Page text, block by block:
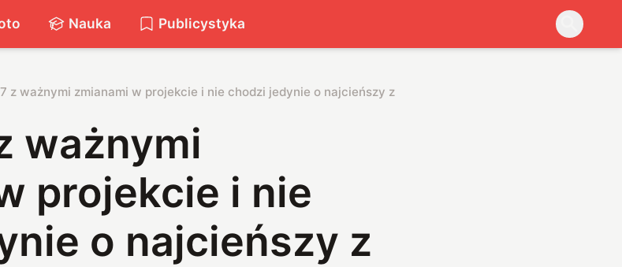
Nauka Publicystyka
z ważnymi zmianami w projekcie i nie chodzi jedynie o najcieńszy z modeli
ważnymi
projekcie i nie
o najcieńszy z